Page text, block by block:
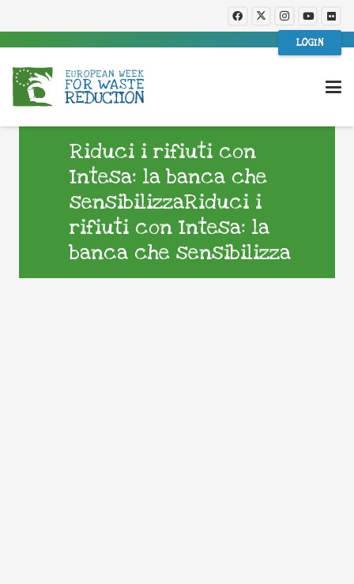
LOGIN
Riduci i rifiuti con
Intesa: la banca che
sensibilizzaRiduci i
rifiuti con Intesa: la
banca che sensibilizza